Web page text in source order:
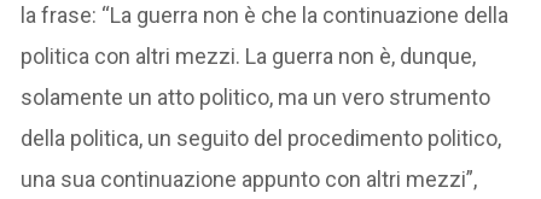
la frase: “La guerra non è che la continuazione della
politica con altri mezzi. La guerra non è, dunque,
solamente un atto politico, ma un vero strumento
della politica, un seguito del procedimento politico,
una sua continuazione appunto con altri mezzi”,